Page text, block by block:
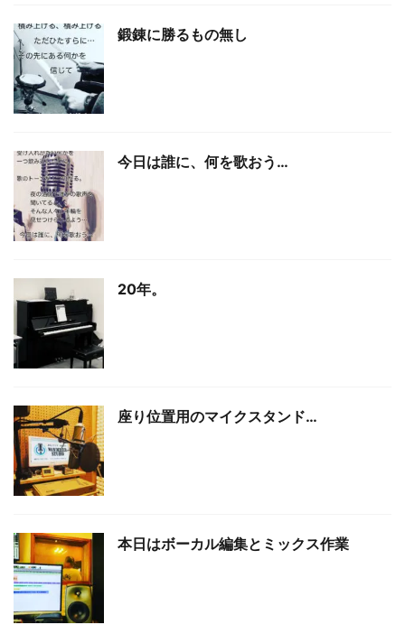
鍛錬に勝るもの無し
今日は誰に、何を歌おう…
20年。
座り位置用のマイクスタンド…
本日はボーカル編集とミックス作業